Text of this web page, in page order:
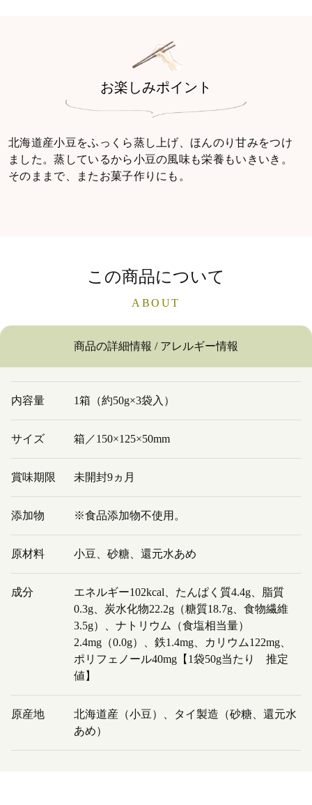
お楽しみポイント
北海道産小豆をふっくら蒸し上げ、ほんのり甘みをつけ
ました。蒸しているから小豆の風味も栄養もいきいき。
そのままで、またお菓子作りにも。
この商品について
ABOUT
商品の詳細情報 / アレルギー情報
内容量 1箱（約50g×3袋入）
サイズ 箱／150×125×50mm
賞味期限 未開封9ヵ月
添加物 ※食品添加物不使用。
原材料 小豆、砂糖、還元水あめ
成分
エネルギー102kcal、たんぱく質4.4g、脂質
0.3g、炭水化物22.2g（糖質18.7g、食物繊維
3.5g）、ナトリウム（食塩相当量）
2.4mg（0.0g）、鉄1.4mg、カリウム122mg、
ポリフェノール40mg【1袋50g当たり 推定
値】
原産地
北海道産（小豆）、タイ製造（砂糖、還元水
あめ）